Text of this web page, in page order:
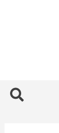
Suchen